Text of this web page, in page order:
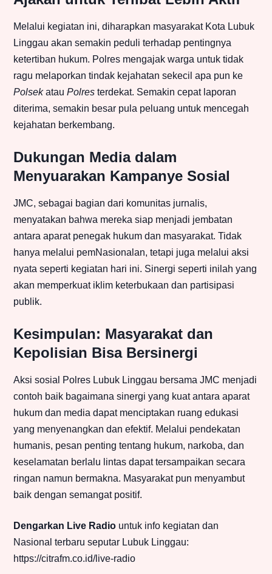
Melalui kegiatan ini, diharapkan masyarakat Kota Lubuk
Linggau akan semakin peduli terhadap pentingnya
ketertiban hukum. Polres mengajak warga untuk tidak
ragu melaporkan tindak kejahatan sekecil apa pun ke
Polsekatau Polres terdekat. Semakin cepat laporan
diterima, semakin besar pula peluang untuk mencegah
kejahatan berkembang.
Dukungan Media dalam
Menyuarakan Kampanye Sosial
JMC, sebagai bagian dari komunitas jurnalis,
menyatakan bahwa mereka siap menjadi jembatan
antara aparat penegak hukum dan masyarakat. Tidak
hanya melalui pemNasionalan, tetapi juga melalui aksi
nyata seperti kegiatan hari ini. Sinergi seperti inilah yang
akan memperkuat iklim keterbukaan dan partisipasi
publik.
Kesimpulan: Masyarakat dan
Kepolisian Bisa Bersinergi
Aksi sosial Polres Lubuk Linggau bersama JMC menjadi
contoh baik bagaimana sinergi yang kuat antara aparat
hukum dan media dapat menciptakan ruang edukasi
yang menyenangkan dan efektif. Melalui pendekatan
humanis, pesan penting tentang hukum, narkoba, dan
keselamatan berlalu lintas dapat tersampaikan secara
ringan namun bermakna. Masyarakat pun menyambut
baik dengan semangat positif.
Dengarkan Live Radio untuk info kegiatan dan
Nasional terbaru seputar Lubuk Linggau:
https://citrafm.co.id/live-radio